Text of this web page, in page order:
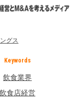
グス
Keywords
飲食業界
飲食店経営